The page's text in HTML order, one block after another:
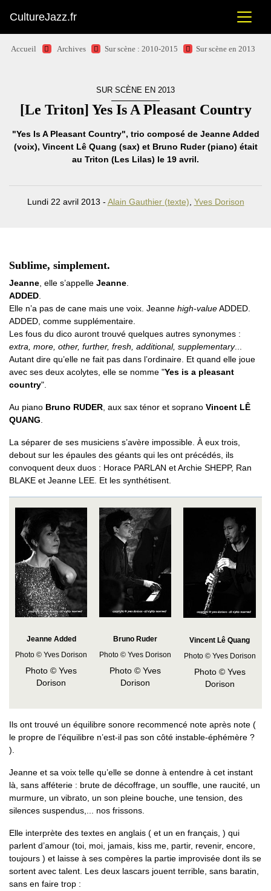
CultureJazz.fr
Accueil Archives Sur scène : 2010-2015 Sur scène en 2013
SUR SCÈNE EN 2013
[Le Triton] Yes Is A Pleasant Country
"Yes Is A Pleasant Country", trio composé de Jeanne Added
(voix), Vincent Lê Quang (sax) et Bruno Ruder (piano) était
au Triton (Les Lilas) le 19 avril.
Lundi 22 avril 2013 - Alain Gauthier (texte) Yves Dorison
Sublime, simplement.
Jeanne , elle s’appelle Jeanne
ADDED
Elle n’a pas de cane mais une voix. Jeanne high-valueADDED.
ADDED, comme supplémentaire.
Les fous du dico auront trouvé quelques autres synonymes :
extra, more, other, further, fresh, additional, supplementary...
Autant dire qu’elle ne fait pas dans l’ordinaire. Et quand elle joue
avec ses deux acolytes, elle se nomme "Yes is a pleasant
country".
Au piano Bruno RUDER , aux sax ténor et soprano Vincent LÊ
QUANG
La séparer de ses musiciens s’avère impossible. À eux trois,
debout sur les épaules des géants qui les ont précédés, ils
convoquent deux duos : Horace PARLAN et Archie SHEPP, Ran
BLAKE et Jeanne LEE. Et les synthétisent.
Jeanne Added
Photo © Yves Dorison
Photo © Yves
Dorison
Bruno Ruder
Photo © Yves Dorison
Photo © Yves
Dorison
Vincent Lê Quang
Photo © Yves Dorison
Photo © Yves
Dorison
Ils ont trouvé un équilibre sonore recommencé note après note (
le propre de l’équilibre n’est-il pas son côté instable-éphémère ?
).
Jeanne et sa voix telle qu’elle se donne à entendre à cet instant
là, sans afféterie : brute de décoffrage, un souffle, une raucité, un
murmure, un vibrato, un son pleine bouche, une tension, des
silences suspendus,... nos frissons.
Elle interprète des textes en anglais ( et un en français, ) qui
parlent d’amour (toi, moi, jamais, kiss me, partir, revenir, encore,
toujours ) et laisse à ses compères la partie improvisée dont ils se
sortent avec talent. Les deux lascars jouent terrible, sans baratin,
sans en faire trop :